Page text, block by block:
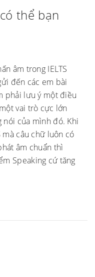
thể bạn
âm trong IELTS
đến các em bài
phải lưu ý một điều
vai trò cực lớn
nói của mình đó. Khi
câu chữ luôn có
âm chuẩn thì
Speaking cứ tăng